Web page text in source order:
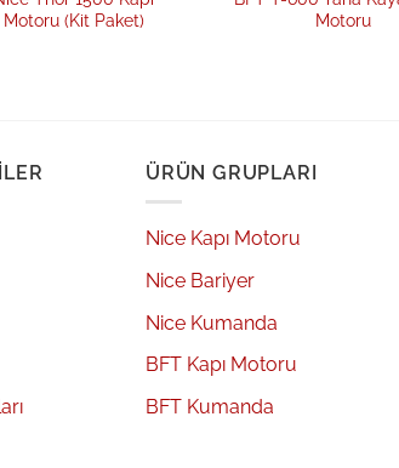
Motoru (Kit Paket)
Motoru
ÜRÜN GRUPLARI
Nice Kapı Motoru
Nice Bariyer
Nice Kumanda
BFT Kapı Motoru
BFT Kumanda